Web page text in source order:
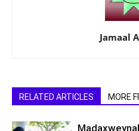
Jamaal
RELATED ARTICLES MORE